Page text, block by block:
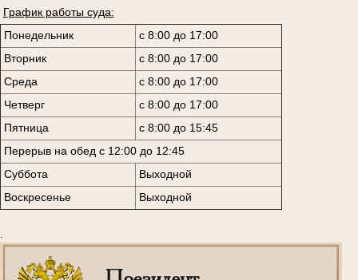
График работы суда:
Понедельник
с 8:00 до 17:00
Вторник
с 8:00 до 17:00
Среда
с 8:00 до 17:00
Четверг
с 8:00 до 17:00
Пятница
с 8:00 до 15:45
Перерыв на обед с 12:00 до 12:45
Суббота
Выходной
Воскресенье
Выходной